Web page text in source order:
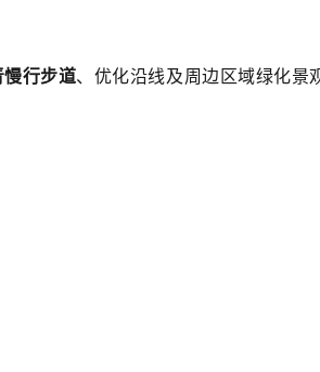
行步道、优化沿线及周边区域绿化景